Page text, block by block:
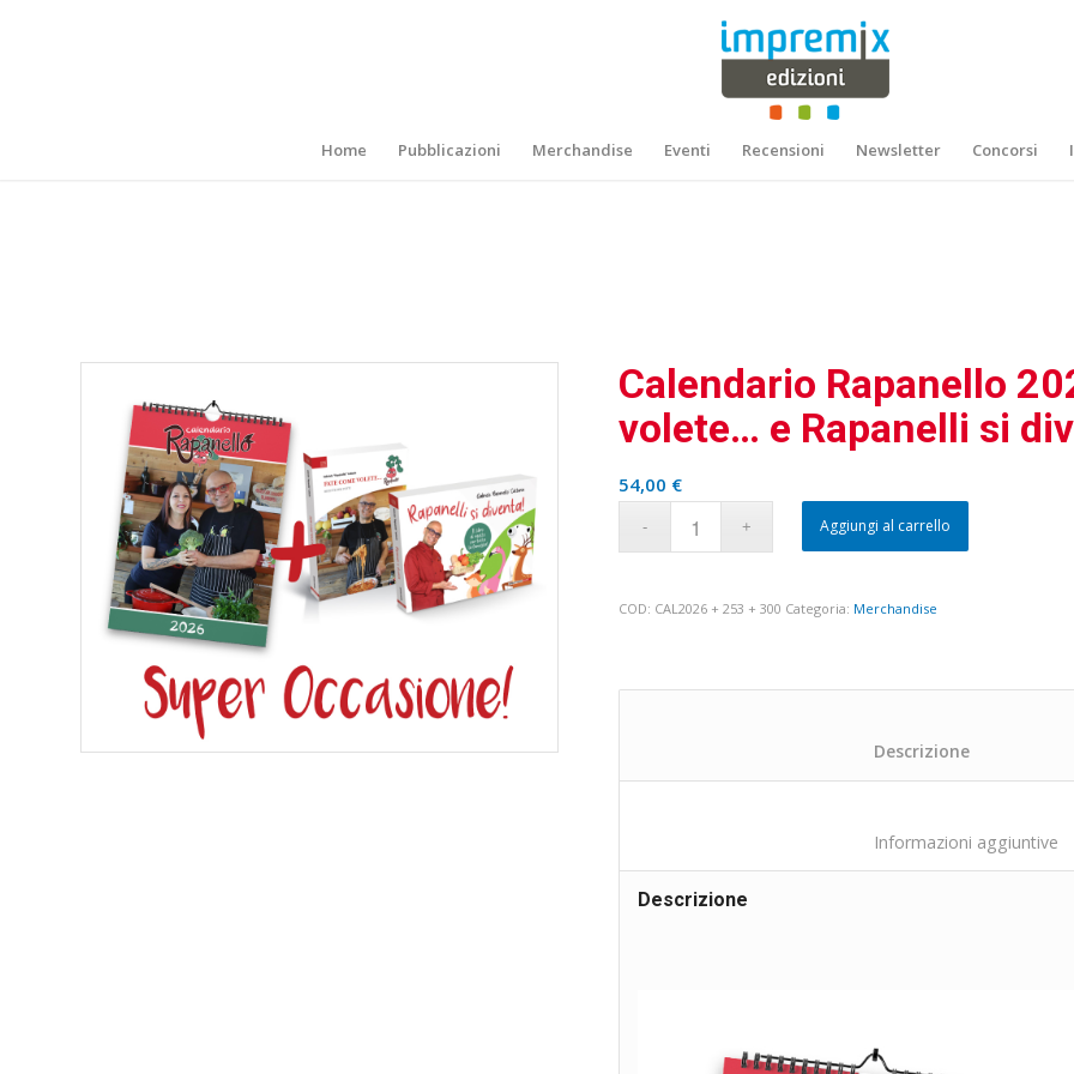
Home Pubblicazioni Merchandise Eventi Recensioni Newsletter Concorsi
Calendario Rapanello
volete… e Rapanelli si
54,00 €
Aggiungi al carrello
COD: CAL2026 + 253 + 300 Categoria: Merchandise
Descrizione